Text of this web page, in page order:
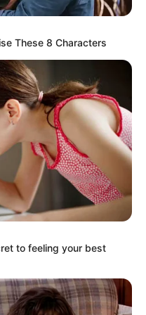
These 8 Characters
to feeling your best